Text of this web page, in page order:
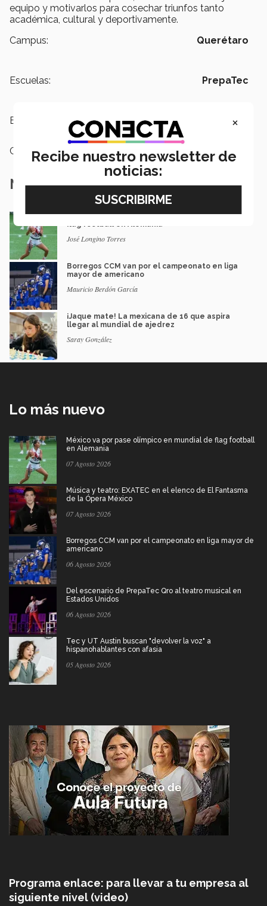
equipo y motivarlos para cosechar triunfos tanto
académica, cultural y deportivamente.
Campus:
Querétaro
Escuelas: PrepaTec
Etiquetas: PrepaTec, Deportes
Categoría: Deportes
Notas Relacionadas
México va por pase olímpico en mundial de
José Longino Torres
Borregos CCM van por el campeonato en liga
mayor de americano
Mauricio Berdón García
¡Jaque mate! La mexicana de 16 que aspira
llegar al mundial de ajedrez
Saray González
Lo más nuevo
México va por pase olímpico en mundial de flag football
en Alemania
07 Agosto 2026
Música y teatro: EXATEC en el elenco de El Fantasma
de la Ópera México
07 Agosto 2026
Borregos CCM van por el campeonato en liga mayor de
americano
06 Agosto 2026
Del escenario de PrepaTec Qro al teatro musical en
Estados Unidos
06 Agosto 2026
Tec y UT Austin buscan "devolver la voz" a
hispanohablantes con afasia
05 Agosto 2026
Programa enlace: para llevar a tu empresa al
siguiente nivel (video)
×
Recibe nuestro newsletter de
noticias: